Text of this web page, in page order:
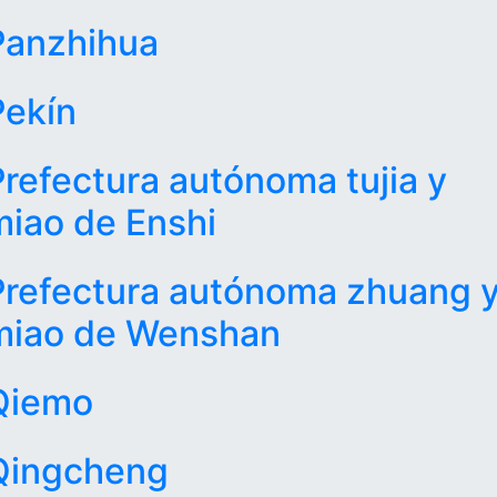
autónoma tujia y
de Enshi
autónoma zhuang
de Wenshan